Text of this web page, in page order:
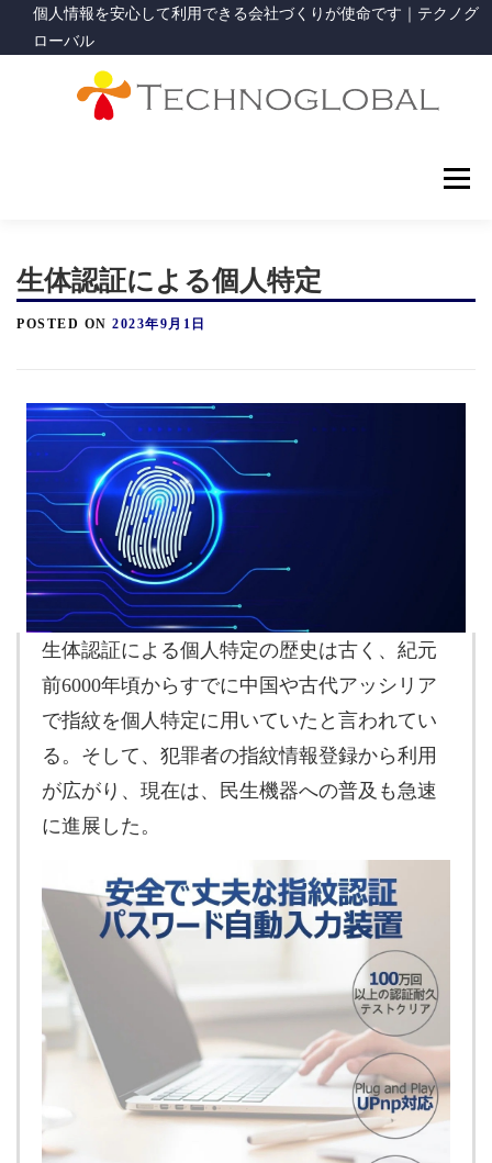
個人情報を安心して利用できる会社づくりが使命です｜テクノグ
ローバル
Menu
プレスリリース
プライバシーポリシー ENGLISH
生体認証による個人特定
POSTED ON 2023年9月1日
生体認証による個人特定の歴史は古く、紀元
前6000年頃からすでに中国や古代アッシリア
で指紋を個人特定に用いていたと言われてい
る。そして、犯罪者の指紋情報登録から利用
が広がり、現在は、民生機器への普及も急速
に進展した。